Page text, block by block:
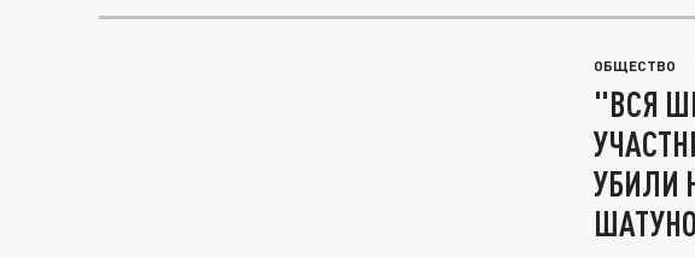
ОБЩЕСТВО
"ВСЯ
УБИЛИ